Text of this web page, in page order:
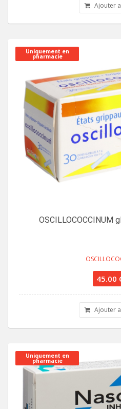
Ajouter
Uniquement en
pharmacie
OSCILLOCOCCINUM
45.00
Ajouter
Uniquement en
pharmacie